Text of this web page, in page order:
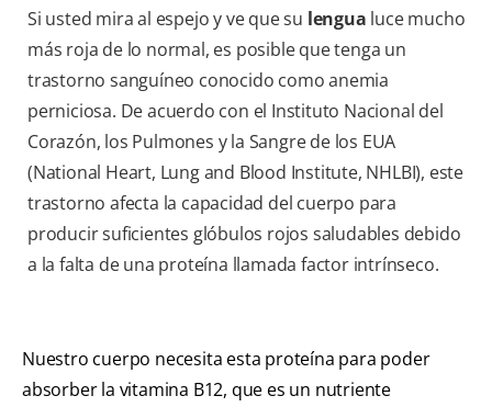
Si usted mira al espejo y ve que su lengua luce mucho
más roja de lo normal, es posible que tenga un
trastorno sanguíneo conocido como anemia
perniciosa. De acuerdo con el Instituto Nacional del
Corazón, los Pulmones y la Sangre de los EUA
(National Heart, Lung and Blood Institute, NHLBI), este
trastorno afecta la capacidad del cuerpo para
producir suficientes glóbulos rojos saludables debido
a la falta de una proteína llamada factor intrínseco.
Nuestro cuerpo necesita esta proteína para poder
absorber la vitamina B12, que es un nutriente